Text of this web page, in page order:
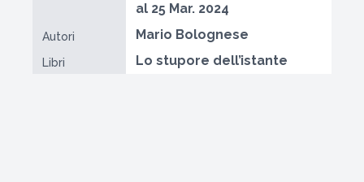
al 25 Mar. 2024
Autori Mario Bolognese
Libri Lo stupore dell’istante